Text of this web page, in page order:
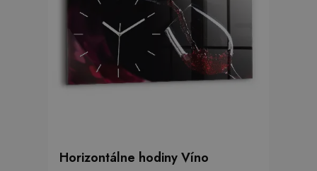
Horizontálne hodiny Víno